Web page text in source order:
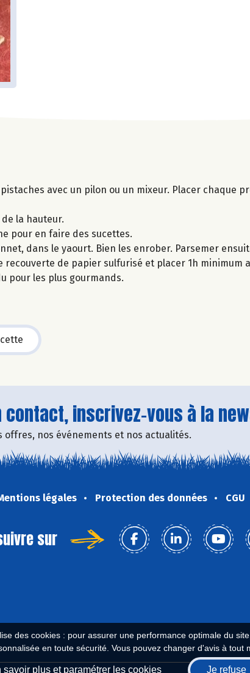
des cookies : pour assurer une performance optimale du
en toute sécurité. Vous pouvez changer d'avis à
savoir plus et paramétrer les cookies Je refuse
avec un pilon ou un mixeur. Placer chaque
la hauteur.
pour en faire des sucettes.
dans le yaourt. Bien les enrober. Parsemer
de papier sulfurisé et placer 1h minimum
pour les plus gourmands.
contact, inscrivez-vous à la
offres, nos événements et nos actualités.
légales Protection des données CGU
sur